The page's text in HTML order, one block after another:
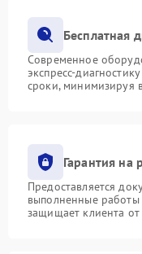
Бесплатная
Современное
экспресс-
сроки, минимизируя
Гарантия на
Предоставляется
выполненные работы
защищает клиента